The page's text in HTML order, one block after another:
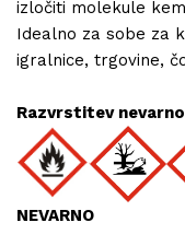
izločiti molekule
Idealno za sobe za
igralnice, trgovine,
Razvrstitev
NEVARNO